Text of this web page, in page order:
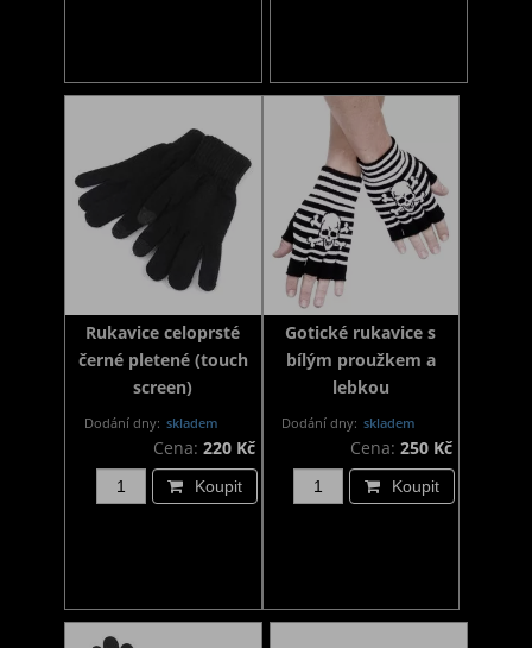
Rukavice celoprsté
černé pletené (touch
screen)
Dodání dny: skladem
Cena: 220 Kč
Koupit
Gotické rukavice s
bílým proužkem a
lebkou
Dodání dny: skladem
Cena:250 Kč
Koupit